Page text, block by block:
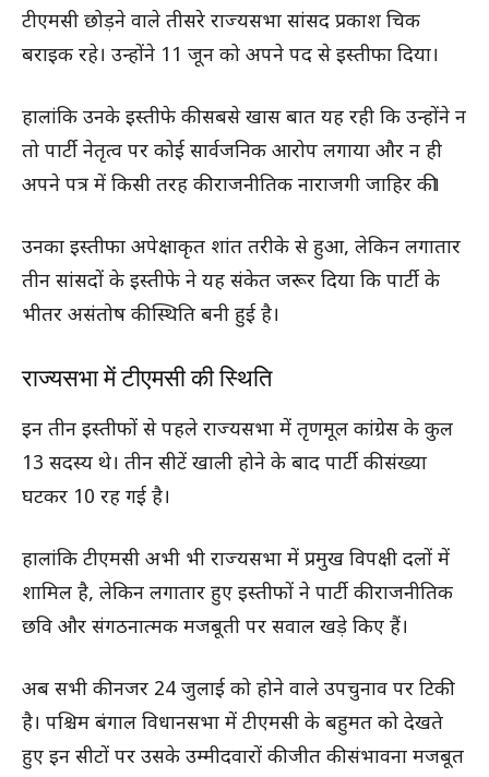
टीएमसी छोड़ने वाले तीसरे राज्यसभा सांसद प्रकाश चिक
बराइक रहे। उन्होंने 11 जून को अपने पद से इस्तीफा दिया।
हालांकि उनके इस्तीफे की सबसे खास बात यह रही कि उन्होंने न
तो पार्टी नेतृत्व पर कोई सार्वजनिक आरोप लगाया और न ही
अपने पत्र में किसी तरह की राजनीतिक नाराजगी जाहिर की।
उनका इस्तीफा अपेक्षाकृत शांत तरीके से हुआ, लेकिन लगातार
तीन सांसदों के इस्तीफे ने यह संकेत जरूर दिया कि पार्टी के
भीतर असंतोष की स्थिति बनी हुई है।
राज्यसभा में टीएमसी की स्थिति
इन तीन इस्तीफों से पहले राज्यसभा में तृणमूल कांग्रेस के कुल
13 सदस्य थे। तीन सीटें खाली होने के बाद पार्टी की संख्या
घटकर 10 रह गई है।
हालांकि टीएमसी अभी भी राज्यसभा में प्रमुख विपक्षी दलों में
शामिल है, लेकिन लगातार हुए इस्तीफों ने पार्टी की राजनीतिक
छवि और संगठनात्मक मजबूती पर सवाल खड़े किए हैं।
अब सभी की नजर 24 जुलाई को होने वाले उपचुनाव पर टिकी
है। पश्चिम बंगाल विधानसभा में टीएमसी के बहुमत को देखते
हुए इन सीटों पर उसके उम्मीदवारों की जीत की संभावना मजबूत